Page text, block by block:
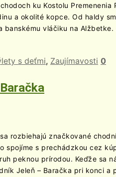
ku Kostolu
a okolité kopce. Od haldy
banskému vláčiku na
s deťmi, Zaujímavosti 0
rozbiehajú značkované
spojíme s prechádzkou cez
peknou prírodou. Keďže sa
Jeleň – Baračka pri konci a